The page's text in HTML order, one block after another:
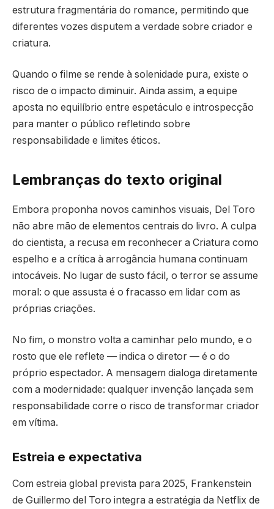
estrutura fragmentária do romance, permitindo que
diferentes vozes disputem a verdade sobre criador e
criatura.
Quando o filme se rende à solenidade pura, existe o
risco de o impacto diminuir. Ainda assim, a equipe
aposta no equilíbrio entre espetáculo e introspecção
para manter o público refletindo sobre
responsabilidade e limites éticos.
Lembranças do texto original
Embora proponha novos caminhos visuais, Del Toro
não abre mão de elementos centrais do livro. A culpa
do cientista, a recusa em reconhecer a Criatura como
espelho e a crítica à arrogância humana continuam
intocáveis. No lugar de susto fácil, o terror se assume
moral: o que assusta é o fracasso em lidar com as
próprias criações.
No fim, o monstro volta a caminhar pelo mundo, e o
rosto que ele reflete — indica o diretor — é o do
próprio espectador. A mensagem dialoga diretamente
com a modernidade: qualquer invenção lançada sem
responsabilidade corre o risco de transformar criador
em vítima.
Estreia e expectativa
Com estreia global prevista para 2025, Frankenstein
de Guillermo del Toro integra a estratégia da Netflix de